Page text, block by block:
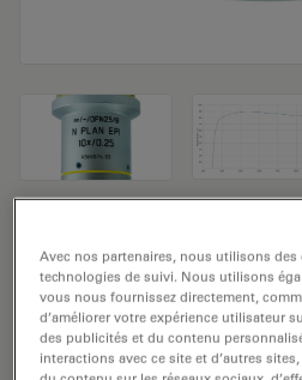
10x/0,25
Numéro de produit: 11566082
Avec nos partenaires, nous utilisons des
technologies de suivi. Nous utilisons
vous nous fournissez directement,
d’améliorer votre expérience utilisateur
des publicités et du contenu
interactions avec ce site et d’autres